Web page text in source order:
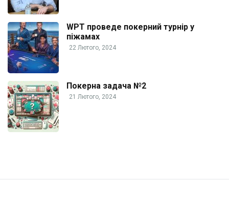
WPT проведе покерний турнір у
піжамах
22 Лютого, 2024
Покерна задача №2
21 Лютого, 2024